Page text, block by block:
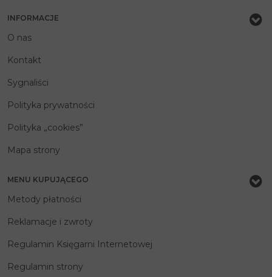
INFORMACJE
O nas
Kontakt
Sygnaliści
Polityka prywatności
Polityka „cookies”
Mapa strony
MENU KUPUJĄCEGO
Metody płatności
Reklamacje i zwroty
Regulamin Księgarni Internetowej
Regulamin strony